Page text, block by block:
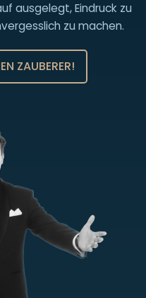
ausgelegt, Eindruck zu
zu machen.
ZAUBERER!